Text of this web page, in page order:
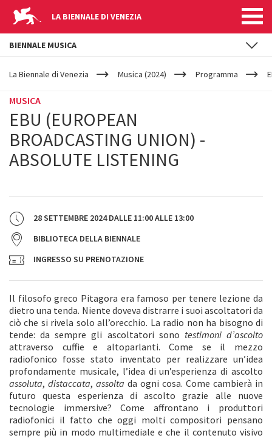
LA BIENNALE DI VENEZIA
YOUR
ARE
La Biennale di Venezia Musica (2024) Programma
MUSICA
EBU (EUROPEAN
BROADCASTING UNION) -
ABSOLUTE LISTENING
28 SETTEMBRE 2024DALLE 11:00ALLE 13:00
BIBLIOTECA DELLA BIENNALE
INGRESSO SU PRENOTAZIONE
Il filosofo greco Pitagora era famoso per tenere lezione da
dietro una tenda. Niente doveva distrarre i suoi ascoltatori da
ciò che si rivela solo all’orecchio. La radio non ha bisogno di
tende: da sempre gli ascoltatori sono testimoni d’ascolto
attraverso cuffie e altoparlanti. Come se il mezzo
radiofonico fosse stato inventato per realizzare un’idea
profondamente musicale, l’idea di un’esperienza di ascolto
assoluta, distaccata, assolta da ogni cosa. Come cambierà in
futuro questa esperienza di ascolto grazie alle nuove
tecnologie immersive? Come affrontano i produttori
radiofonici il fatto che oggi molti compositori pensano
sempre più in modo multimediale e che il contenuto visivo
BIENNALE MUSICA